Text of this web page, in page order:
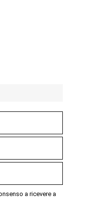
a ricevere a